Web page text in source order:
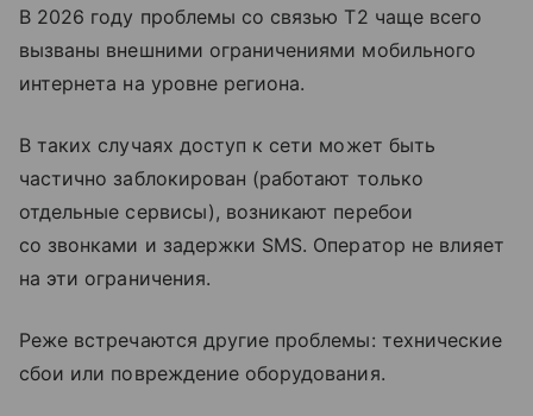
В 2026 году проблемы со связью T2 чаще всего
вызваны внешними ограничениями мобильного
интернета на уровне региона.
В таких случаях доступ к сети может быть
частично заблокирован (работают только
отдельные сервисы), возникают перебои
со звонками и задержки SMS. Оператор не влияет
на эти ограничения.
Реже встречаются другие проблемы: технические
сбои или повреждение оборудования.